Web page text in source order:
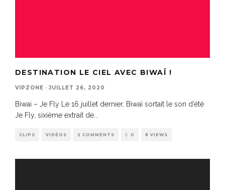
DESTINATION LE CIEL AVEC BIWAÏ !
VIPZONE · JUILLET 26, 2020
Biwai – Je Fly Le 16 juillet dernier, Biwaï sortait le son d’été
Je Fly, sixième extrait de
CLIPS VIDÉOS 2 COMMENTS 0 8 VIEWS